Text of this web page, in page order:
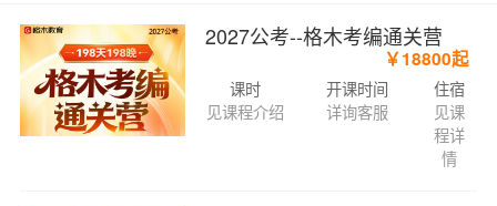
2027公考--格木考编通关营
￥18800起
课时
见课程介绍
开课时间
详询客服
住宿
见课
程详
情